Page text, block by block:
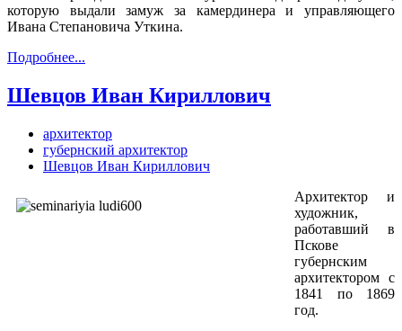
которую выдали замуж за камердинера и управляющего
Ивана Степановича Уткина.
Подробнее...
Шевцов Иван Кириллович
архитектор
губернский архитектор
Шевцов Иван Кириллович
Архитектор и
художник,
работавший в
Пскове
губернским
архитектором с
1841 по 1869
год.